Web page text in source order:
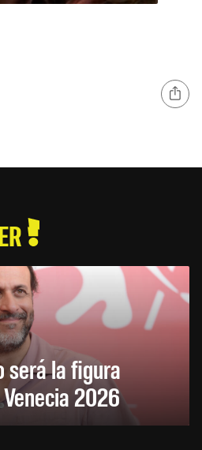
será la figura
2026